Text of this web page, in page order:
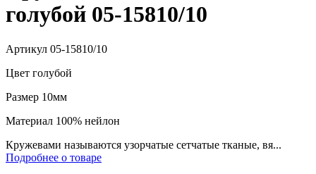
голубой 05-15810/10
Артикул 05-15810/10
Цвет голубой
Размер 10мм
Материал 100% нейлон
Кружевами называются узорчатые сетчатые тканые, вя...
Подробнее о товаре